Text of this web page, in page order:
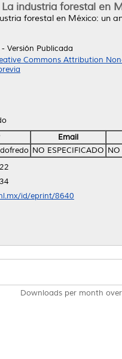
La industria forestal en
forestal en México: un
- Versión Publicada
Commons Attribution
Email
NO ESPECIFICADO NO
id/eprint/8640
Downloads per month